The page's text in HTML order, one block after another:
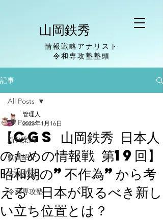
山岡鉄秀
情報戦略アナリスト
​令和専攻塾塾頭
記事
All Posts
新刊案内
動画紹介
寄稿紹介
令和専攻塾
All Posts
【CGS 山岡鉄秀 日本人
のための情報戦 第19回】
昭和期の”不作為”から考
える 日本が取るべき新し
い立ち位置とは？
管理人
2023年1月16日